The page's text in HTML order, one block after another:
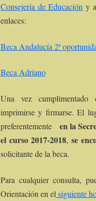
Consejería de Educación y
enlaces:
Beca Andalucía 2ª
Beca Adriano
Una vez cumplimentado
imprimirse y firmarse. El
preferentemente
en la
el curso 2017-2018,se
solicitante de la beca.
Para cualquier consulta,
Orientación en el siguiente